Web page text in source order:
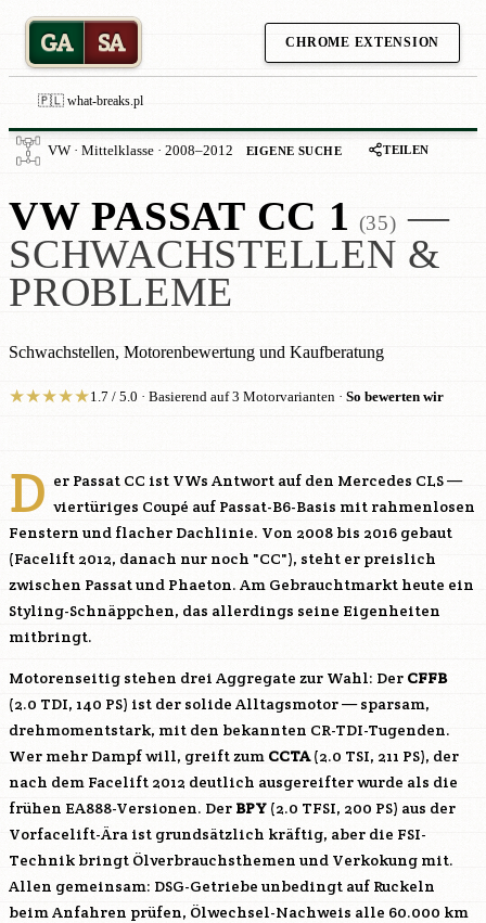
GA SA CHROME EXTENSION
🇵🇱 what-breaks.pl
VW · Mittelklasse · 2008–2012 EIGENE SUCHE TEILEN
VW PASSAT CC 1 (35) —
SCHWACHSTELLEN &
PROBLEME
Schwachstellen, Motorenbewertung und Kaufberatung
★★★★★1.7 / 5.0 · Basierend auf 3 Motorvarianten · So bewerten wir
D er Passat CC ist VWs Antwort auf den Mercedes CLS —
viertüriges Coupé auf Passat-B6-Basis mit rahmenlosen
Fenstern und flacher Dachlinie. Von 2008 bis 2016 gebaut
(Facelift 2012, danach nur noch "CC"), steht er preislich
zwischen Passat und Phaeton. Am Gebrauchtmarkt heute ein
Styling-Schnäppchen, das allerdings seine Eigenheiten
mitbringt.
Motorenseitig stehen drei Aggregate zur Wahl: Der CFFB
(2.0 TDI, 140 PS) ist der solide Alltagsmotor — sparsam,
drehmomentstark, mit den bekannten CR-TDI-Tugenden.
Wer mehr Dampf will, greift zum CCTA(2.0 TSI, 211 PS), der
nach dem Facelift 2012 deutlich ausgereifter wurde als die
frühen EA888-Versionen. Der BPY (2.0 TFSI, 200 PS) aus der
Vorfacelift-Ära ist grundsätzlich kräftig, aber die FSI-
Technik bringt Ölverbrauchsthemen und Verkokung mit.
Allen gemeinsam: DSG-Getriebe unbedingt auf Ruckeln
beim Anfahren prüfen, Ölwechsel-Nachweis alle 60.000 km